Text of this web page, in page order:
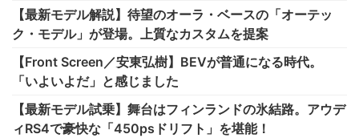
【最新モデル解説】待望のオーラ・ベースの「オーテッ
ク・モデル」が登場。上質なカスタムを提案
【Front Screen／安東弘樹】BEVが普通になる時代。
「いよいよだ」と感じました
【最新モデル試乗】舞台はフィンランドの氷結路。アウデ
ィRS4で豪快な「450psドリフト」を堪能！